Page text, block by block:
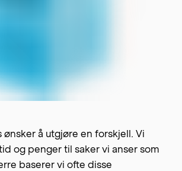
ønsker å utgjøre en forskjell. Vi
og penger til saker vi anser som
baserer vi ofte disse